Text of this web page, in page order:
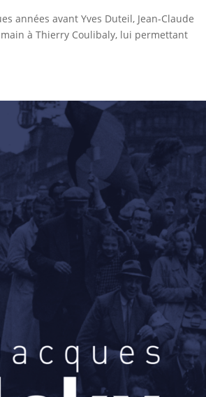
années avant Yves Duteil, Jean-Claude
à Thierry Coulibaly, lui permettant